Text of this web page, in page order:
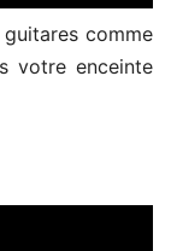
comme
votre enceinte